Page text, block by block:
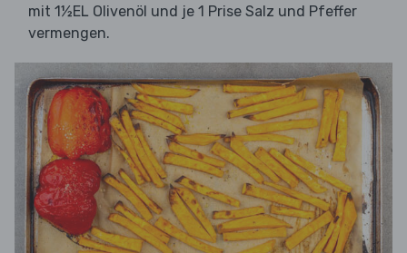
mit 1½EL Olivenöl und je 1 Prise Salz und Pfeffer
vermengen.